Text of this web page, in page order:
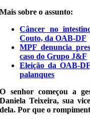
Mais sobre o assunto:
Câncer no
Couto, da OAB-DF
MPF denuncia
caso do Grupo J&F
Eleição da OAB-
palanques
O senhor começou a
Daniela Teixeira, sua
dela. Por que o